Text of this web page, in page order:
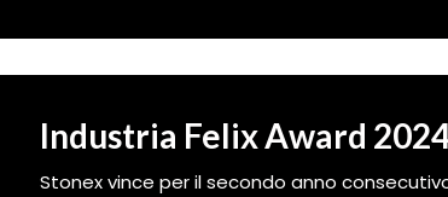
Industria Felix Award
Stonex vince per il secondo anno